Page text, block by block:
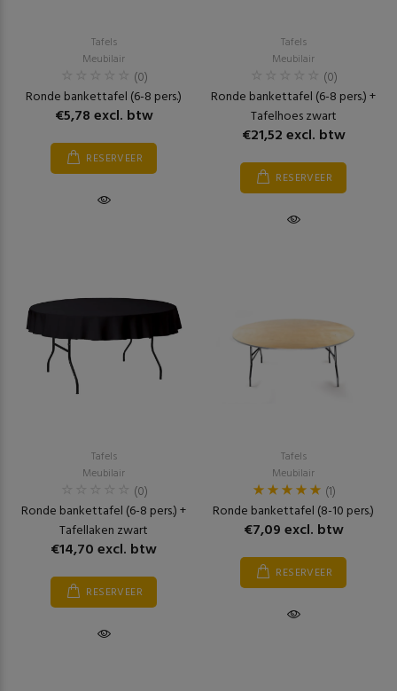
Tafels
Meubilair
(0)
Ronde bankettafel (6-8 pers.)
€5,78 excl. btw
RESERVEER
Tafels
Meubilair
(0)
Ronde bankettafel (6-8 pers.) +
Tafelhoes zwart
€21,52 excl. btw
RESERVEER
Tafels
Meubilair
(0)
Ronde bankettafel (6-8 pers.) +
Tafellaken zwart
€14,70 excl. btw
RESERVEER
Tafels
Meubilair
(1)
Ronde bankettafel (8-10 pers.)
€7,09 excl. btw
RESERVEER